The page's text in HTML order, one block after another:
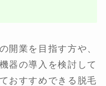
開業を目指す方や、
器の導入を検討して
おすすめできる脱毛